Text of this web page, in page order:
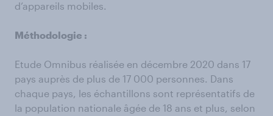
d’appareils mobiles.
Méthodologie :
Etude Omnibus réalisée en décembre 2020 dans 17
pays auprès de plus de 17 000 personnes. Dans
chaque pays, les échantillons sont représentatifs de
la population nationale âgée de 18 ans et plus, selon